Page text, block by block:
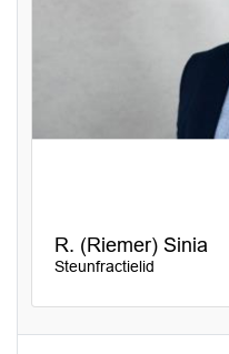
R. (Riemer) Sinia
Steunfractielid